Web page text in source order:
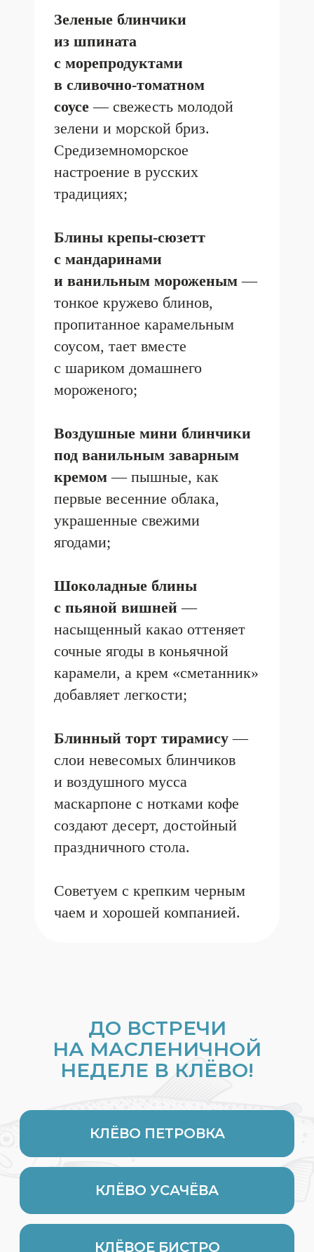
ДО ВСТРЕЧИ
НА МАСЛЕНИЧНОЙ
НЕДЕЛЕ В КЛЁВО!
КЛЁВО ПЕТРОВКА
КЛЁВО УСАЧЁВА
КЛЁВОЕ БИСТРО
ГАЛЕРЕЯ
НОВОСТИ
И СПЕЦПРЕДЛОЖЕНИЯ
27.07.2026 Новости
Гастропара «Скумбрия
и шампань»
17.07.2026 Новости
Restaurant Week